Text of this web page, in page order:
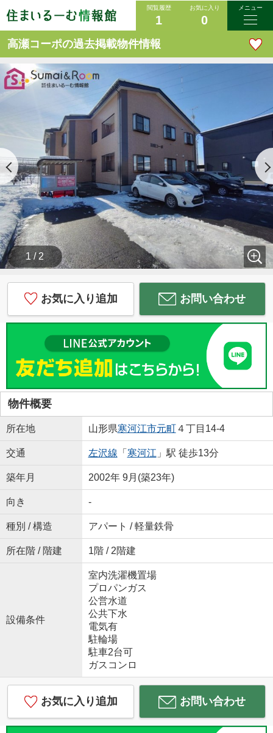
閲覧履歴
1
お気に入り
0
メニュー
高瀬コーポの過去掲載物件情報
1 / 2
お気に入り追加 お問い合わせ
物件概要
所在地 山形県寒河江市元町４丁目14-4
交通 左沢線 「 寒河江 」駅 徒歩13分
築年月 2002年 9月(築23年)
向き -
種別 / 構造 アパート / 軽量鉄骨
所在階 / 階建 1階 / 2階建
設備条件
室内洗濯機置場
プロパンガス
公営水道
公共下水
電気有
駐輪場
駐車2台可
ガスコンロ
お気に入り追加 お問い合わせ